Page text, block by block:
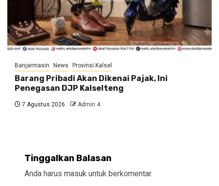
Banjarmasin News Provinsi Kalsel
Barang Pribadi Akan Dikenai Pajak, Ini
Penegasan DJP Kalselteng
7 Agustus 2026 Admin 4
Tinggalkan Balasan
Anda harus masuk untuk berkomentar.